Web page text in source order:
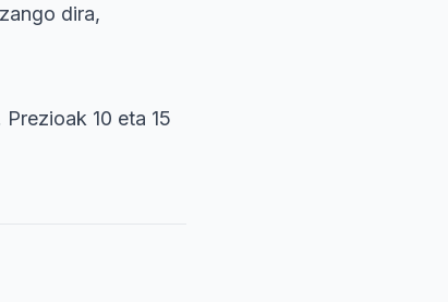
dira,
10 eta 15